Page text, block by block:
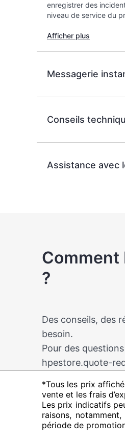
enregistrer des
niveau de service du
Afficher plus
Messagerie
Conseils
Assistance avec
Comment
?
Des conseils, des
besoin.
Pour des
hpestore.quote-
*Tous les prix
vente et les frais
Les prix indicatifs
raisons,
période de